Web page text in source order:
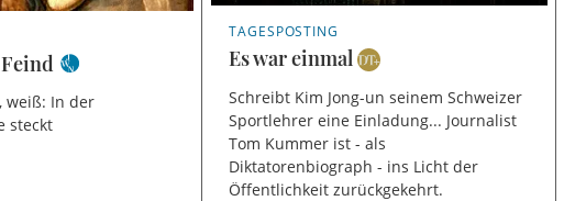
weiß: In der
steckt
TAGESPOSTING
Es war einmal
Schreibt Kim Jong-un seinem Schweizer
Sportlehrer eine Einladung... Journalist
Tom Kummer ist - als
Diktatorenbiograph - ins Licht der
Öffentlichkeit zurückgekehrt.